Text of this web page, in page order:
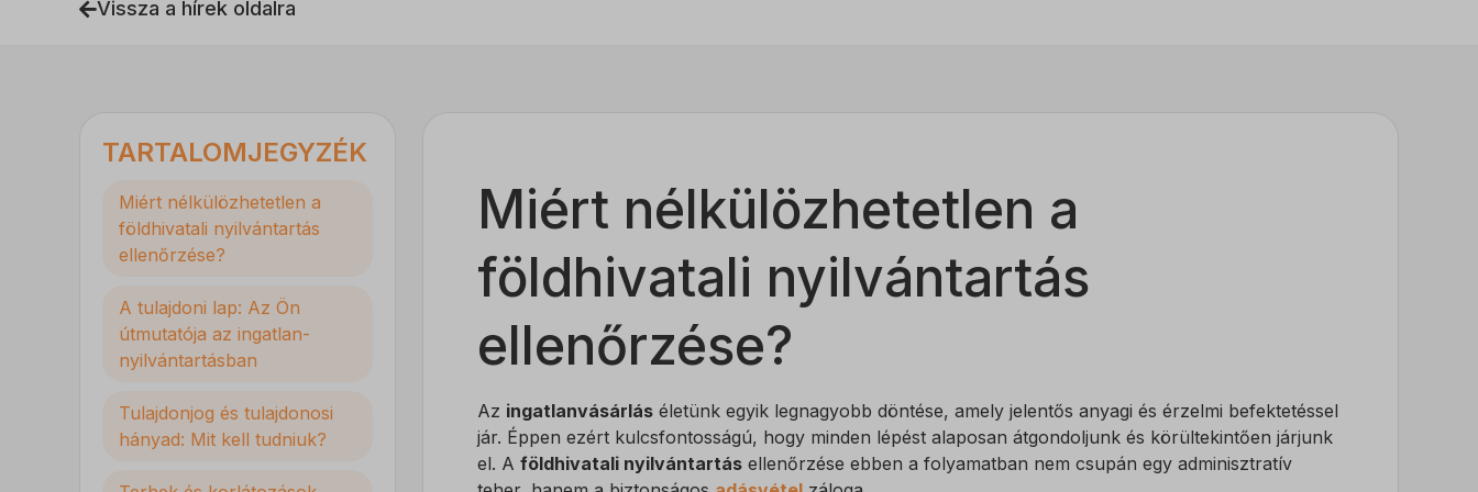
Vissza a hírek oldalra
TARTALOMJEGYZÉK
Miért nélkülözhetetlen a
földhivatali nyilvántartás
ellenőrzése?
A tulajdoni lap: Az Ön
útmutatója az ingatlan-
nyilvántartásban
Tulajdonjog és tulajdonosi
hányad: Mit kell tudniuk?
Miért nélkülözhetetlen a
földhivatali nyilvántartás
ellenőrzése?
Az ingatlanvásárlás életünk egyik legnagyobb döntése, amely jelentős anyagi és érzelmi befektetéssel
jár. Éppen ezért kulcsfontosságú, hogy minden lépést alaposan átgondoljunk és körültekintően járjunk
el. A földhivatali nyilvántartás ellenőrzése ebben a folyamatban nem csupán egy adminisztratív